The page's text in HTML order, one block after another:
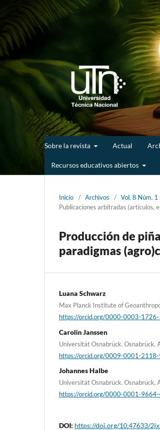
Sobre la revista Actual
Recursos educativos abiertos
Inicio / Archivos / Vol. 8 Núm.
Publicaciones arbitradas (artículos,
Producción de
paradigmas
Luana Schwarz
Max Planck Institute of
https://orcid.org/0000-0003-
Carolin Janssen
Universität Osnabrück. Osnabrück,
https://orcid.org/0009-0001-
Johannes Halbe
Universität Osnabrück. Osnabrück,
https://orcid.org/0000-0001-9664-
DOI: https://doi.org/10.47633/